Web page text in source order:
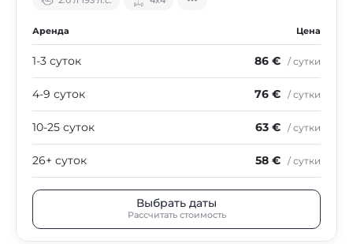
Аренда Цена
1-3 суток 86 € / сутки
4-9 суток 76 € / сутки
10-25 суток 63 € / сутки
26+ суток 58 € / сутки
Выбрать даты
Рассчитать стоимость